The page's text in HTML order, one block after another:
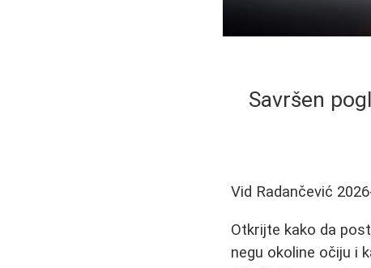
Savršen
Vid Radančević
Otkrijte kako da
negu okoline očiju i